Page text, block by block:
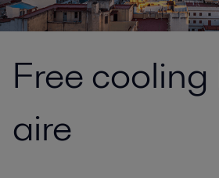
Free
aire